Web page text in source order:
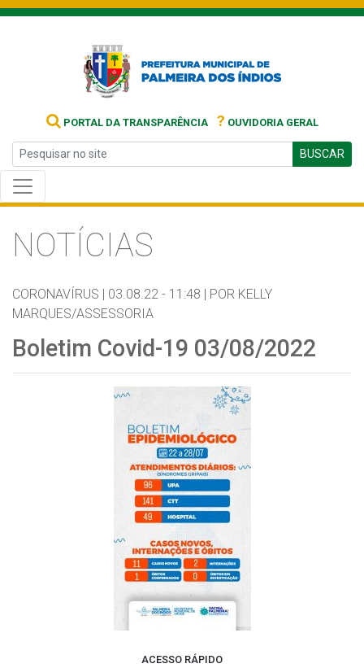
PORTAL DA TRANSPARÊNCIA ? OUVIDORIA GERAL
BUSCAR
NOTÍCIAS
CORONAVÍRUS | 03.08.22 - 11:48 | POR KELLY
MARQUES/ASSESSORIA
Boletim Covid-19 03/08/2022
ACESSO RÁPIDO